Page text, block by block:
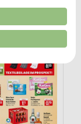
und
zur Auswahl
und in die